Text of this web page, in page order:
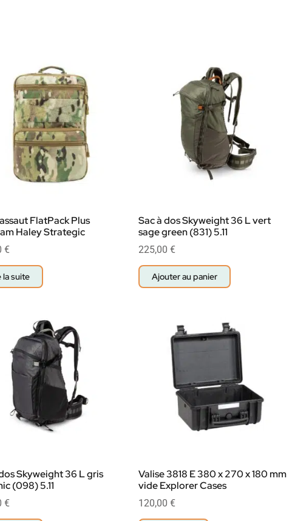
FlatPack Plus
Haley Strategic
€
la suite
Sac à dos Skyweight 36 L vert
sage green (831) 5.11
225,00€
Ajouter au panier
Skyweight 36 L gris
(098) 5.11
€
Valise 3818 E 380 x 270 x 180 mm
vide Explorer Cases
120,00€